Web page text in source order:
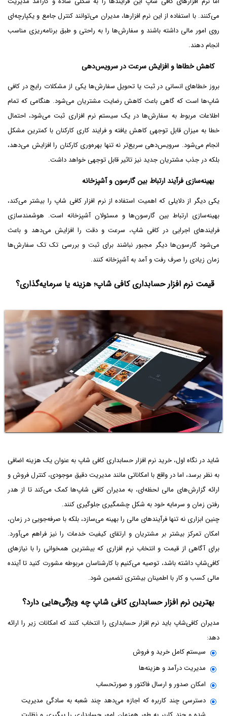
می‌کنند. با استفاده از این نرم‌ افزارها، مدیران می‌توانند کنترل جامع و یکپارچه‌ای
روی امور مالی داشته باشند و سفارش‌ها را به راحتی و طبق برنامه‌ریزی مناسب
انجام دهند.
کاهش خطاها و افزایش سرعت در سرویس‌دهی
بروز خطاهای انسانی در ثبت یا تحویل سفارش‌ها یکی از مشکلات رایج در کافی
‌شاپ‌ها است که گاهی باعث کاهش رضایت مشتریان می‌شود. هنگامی که تمام
اطلاعات مربوط به سفارش‌ها در یک سیستم نرم ‌افزاری ثبت می‌شود، احتمال
خطا به میزان قابل توجهی کاهش یافته و فرایند کاری کارکنان با کمترین مشکل
انجام می‌شود. سرویس‌دهی سریع‌تر نه‌ تنها بهره‌وری کارکنان را افزایش می‌دهد،
بلکه در جذب مشتریان جدید نیز تاثیر قابل‌ توجهی خواهد داشت.
بهینه‌سازی فرآیند ارتباط بین گارسون و آشپزخانه
یکی دیگر از دلایلی که اهمیت استفاده از نرم‌ افزار کافی ‌شاپ را بیشتر می‌کند،
بهینه‌سازی ارتباط بین گارسون‌ها و مسئولان آشپزخانه است. هوشمندسازی
فرایندهای اجرایی در کافی ‌شاپ، سرعت و دقت را افزایش می‌دهد و باعث
می‌شود گارسون‌ها دیگر مجبور نباشند برای ثبت و بررسی تک‌ تک سفارش‌ها
زمان زیادی را صرف رفت‌ و آمد به آشپزخانه کنند.
قیمت نرم افزار حسابداری کافی شاپ؛ هزینه یا سرمایه‌گذاری؟
شاید در نگاه اول، خرید نرم ‌افزار حسابداری کافی شاپ به عنوان یک هزینه اضافی
به نظر برسد، اما در واقع با امکاناتی مانند مدیریت دقیق موجودی، کنترل فروش و
ارائه گزارش‌های مالی لحظه‌ای، به مدیران کافی شاپ‌ها کمک می‌کند تا از هدر
رفتن زمان و سرمایه خود به شکل چشمگیری جلوگیری کنند.
چنین ابزاری نه ‌تنها فرآیندهای مالی را بهینه می‌سازد، بلکه با صرفه‌جویی در زمان،
امکان تمرکز بیشتر بر مشتریان و ارتقای کیفیت خدمات را نیز فراهم می‌آورد.
برای آگاهی از قیمت‌ و انتخاب نرم ‌افزاری که بیشترین همخوانی را با نیازهای
کافی‌شاپ داشته باشد، توصیه می‌کنیم با کارشناسان مربوطه مشورت کنید تا آینده
مالی کسب ‌و کار با اطمینان بیشتری تضمین شود.
بهترین نرم افزار حسابداری کافی شاپ چه ویژگی‌هایی دارد؟
مدیران کافی‌شاپ باید نرم ‌افزار حسابداری را انتخاب کنند که امکانات زیر را ارائه
دهد:
سیستم کامل خرید و فروش
مدیریت درآمد و هزینه‌ها
امکان صدور و ارسال فاکتور و صورتحساب
دسترسی چند کاربره که اجازه می‌دهد چند شعبه به ‌سادگی مدیریت